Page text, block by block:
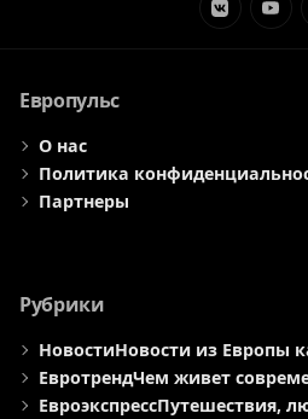
Элемент
Европульс
О нас
Политика
Партнеры
Рубрики
НовостиНовости из Европы
ЕвротрендЧем живет
ЕвроэкспрессПутешествия,